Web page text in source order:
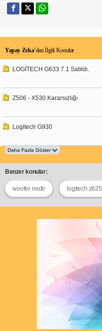
Yapay Zeka’dan İlgili Konular
LOGİTECH G633 7.1 Satıldı.
Z506 - X530 Kararsızlığı
Logitech G930
Benzer konular:
woofer nedir logitech z625